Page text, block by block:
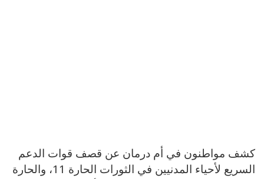
كشف مواطنون في أم درمان عن قصف قوات الدعم
السريع لأحياء المدنيين في الثورات الحارة 11، والحارة